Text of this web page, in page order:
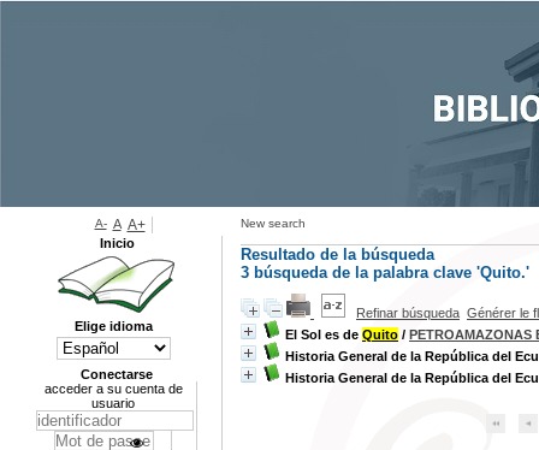
New search
Resultado de la búsqueda
3 búsqueda de la palabra clave 'Quito.'
Refinar búsqueda Générer le
El Sol es de Quito / PETROAMAZONAS
Historia General de la República del
Historia General de la República del
A- A A+
Inicio
Elige idioma
Conectarse
acceder a su cuenta de
usuario